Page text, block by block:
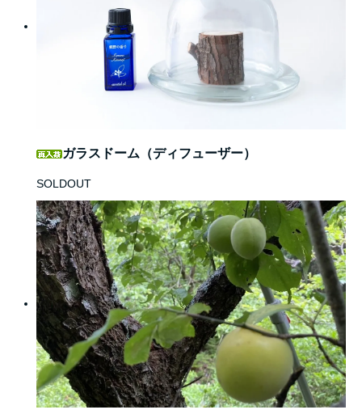
ガラスドーム（ディフューザー）
SOLDOUT